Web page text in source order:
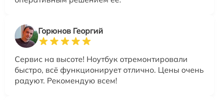
Горюнов Георгий
Сервис на высоте! Ноутбук отремонтировали
быстро, всё функционирует отлично. Цены очень
радуют. Рекомендую всем!